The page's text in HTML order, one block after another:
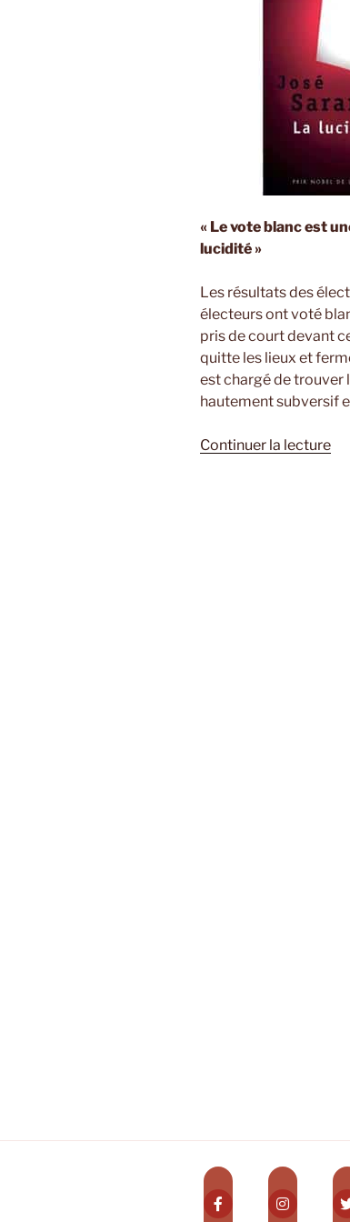
« Le vote blanc est
lucidité »
Les résultats des
électeurs ont voté
pris de court devant
quitte les lieux et
est chargé de trouver
hautement subversif
Continuer la lecturede